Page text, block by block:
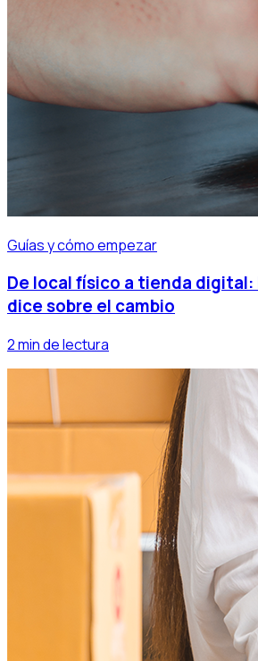
Guías y cómo empezar
De local físico a tienda digital:
dice sobre el cambio
2 min de lectura